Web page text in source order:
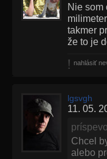
Nie som
takmer
že to je
nahlásiť
lgsvgh
11. 05.
Chcel
alebo